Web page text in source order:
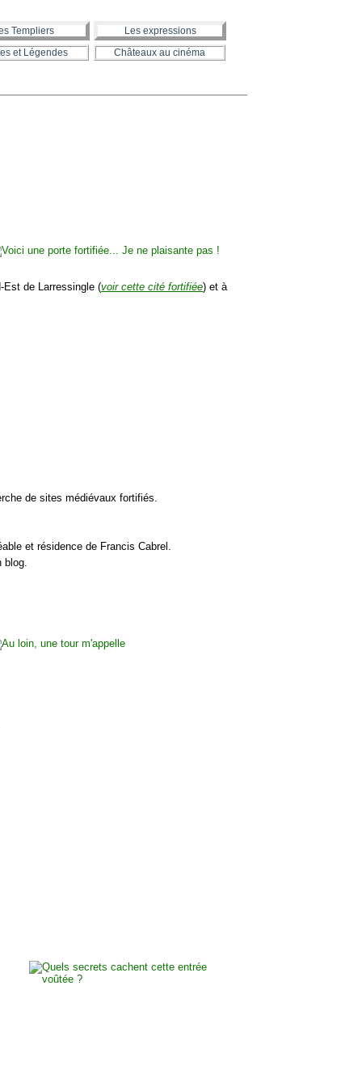
Templiers
Les expressions
et Légendes Châteaux au cinéma
de Larressingle (voir cette cité fortifiée) et à
de sites médiévaux fortifiés.
et résidence de Francis Cabrel.